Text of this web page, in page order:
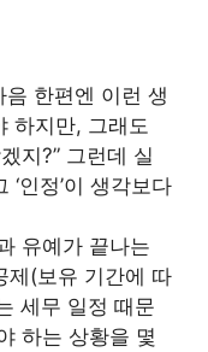
한편엔 이런 생
하지만, 그래도
지?” 그런데 실
인정’이 생각보다
유예가 끝나는
제(보유 기간에 따
세무 일정 때문
하는 상황을 몇